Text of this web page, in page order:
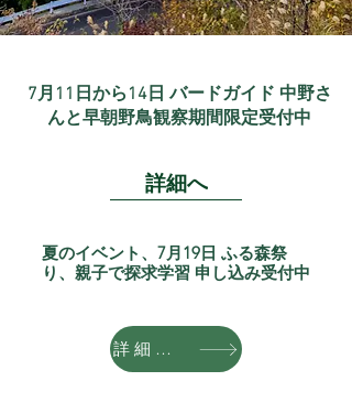
7月11日から14日 バードガイド 中野さ
んと早朝野鳥観察期間限定受付中
詳細へ
夏のイベント、7月19日 ふる森祭
り、親子で探求学習 申し込み受付中
詳細はこちら